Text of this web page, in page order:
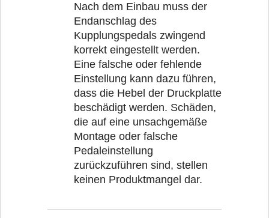
Nach dem Einbau muss der
Endanschlag des
Kupplungspedals zwingend
korrekt eingestellt werden.
Eine falsche oder fehlende
Einstellung kann dazu führen,
dass die Hebel der Druckplatte
beschädigt werden. Schäden,
die auf eine unsachgemäße
Montage oder falsche
Pedaleinstellung
zurückzuführen sind, stellen
keinen Produktmangel dar.